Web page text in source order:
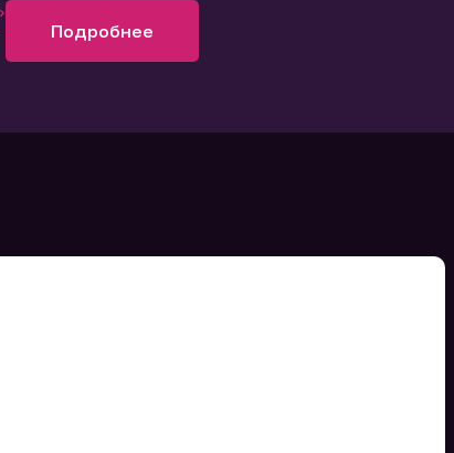
Подробнее